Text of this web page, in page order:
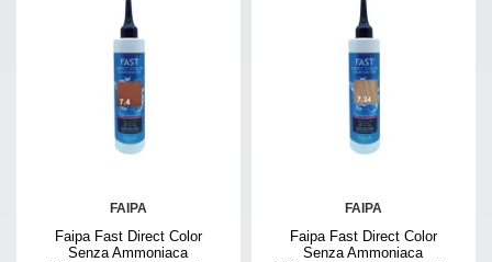
FAIPA
Faipa Fast Direct Color
Senza Ammoniaca
FAIPA
Faipa Fast Direct Color
Senza Ammoniaca